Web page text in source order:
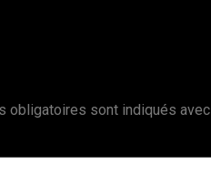
obligatoires sont indiqués avec